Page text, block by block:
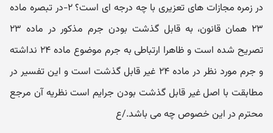
در زمره مجازات های تعزیری با چه درجه ای است؟ ۲-در تبصره ماده
۲۳ همان قانون، به قابل گذشت بودن جرم مذکور در ماده ۲۳
تصریح شده است و ظاهرا ارتباطی به جرم موضوع ماده ۲۴ نداشته
و جرم مورد نظر در ماده ۲۴ غیر قابل گذشت است و این تفسیر در
مطابقت با اصل غیر قابل گذشت بودن جرایم است نظریه آن مرجع
محترم در این خصوص چه می باشد./ع